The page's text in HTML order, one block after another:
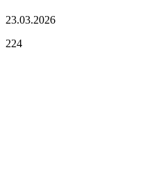
23.03.2026
224